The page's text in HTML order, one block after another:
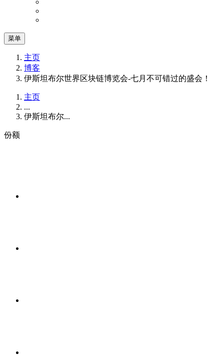
菜单
主页
博客
伊斯坦布尔世界区块链博览会-七月不可错过的盛会！
主页
...
伊斯坦布尔...
份额